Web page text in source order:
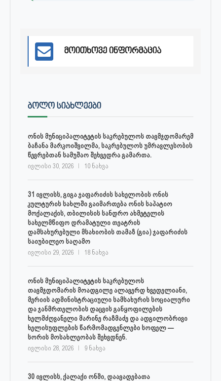
მოითხოვე ინფორმაცია
ᲑᲝᲚᲝ ᲡᲘᲐᲮᲚᲔᲔᲑᲘ
ონის მუნიციპალიტეტის საკრებულოს თავმჯდომარემ
ბაჩანა მარკოიშვილმა, საკრებულოს უმრავლესობის
წევრებთან სამუშაო შეხვედრა გამართა.
ივლისი 30, 2026 10 ნახვა
31 ივლისს, გიგა ჯაფარიძის სახელობის ონის
კულტურის სახლში გაიმართება ონის საპატიო
მოქალაქის, თბილისის სანდრო ახმეტელის
სახელმწიფო დრამატული თეატრის
დამსახურებული მსახიობის თამაზ (გია) ჯაფარიძის
საიუბილეო საღამო
ივლისი 29, 2026 18 ნახვა
ონის მუნიციპალიტეტის საკრებულოს
თავმჯდომარის მოადგილე ალავერდ ხვედელიანი,
მერიის ადმინისტრაციული სამსახურის სოციალური
და ჯანმრთელობის დაცვის განყოფილების
ხელმძღვანელი მარინე რაზმაძე და ადგილობრივი
ხელისუფლების წარმომადგენლები სოფელ —
სორის მოსახლეობას შეხვდნენ.
ივლისი 28, 2026 9 ნახვა
30 ივლისს, ქალაქი ონში, დაავადებათა